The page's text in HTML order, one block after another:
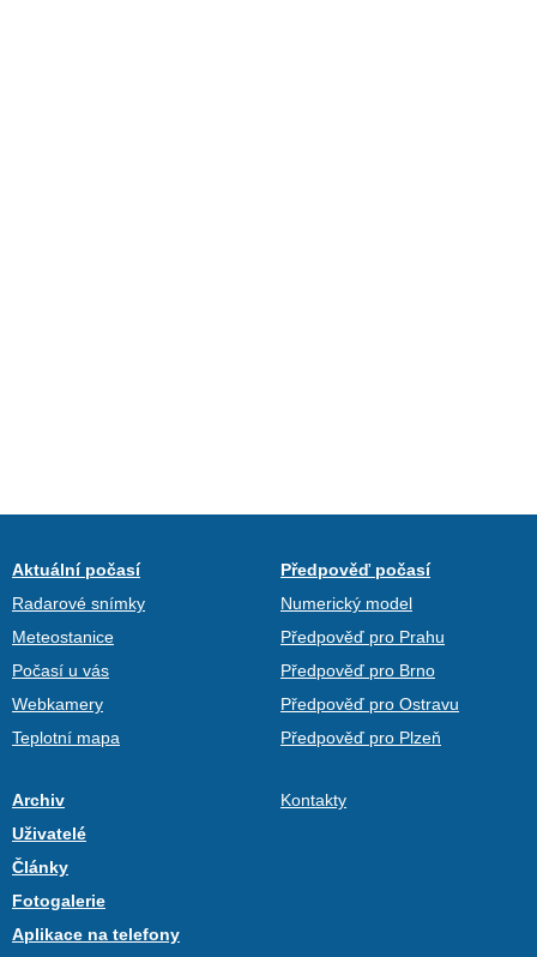
Aktuální počasí
Radarové snímky
Meteostanice
Počasí u vás
Webkamery
Teplotní mapa
Předpověď počasí
Numerický model
Předpověď pro Prahu
Předpověď pro Brno
Předpověď pro Ostravu
Předpověď pro Plzeň
Archiv
Uživatelé
Články
Fotogalerie
Aplikace na telefony
Kontakty